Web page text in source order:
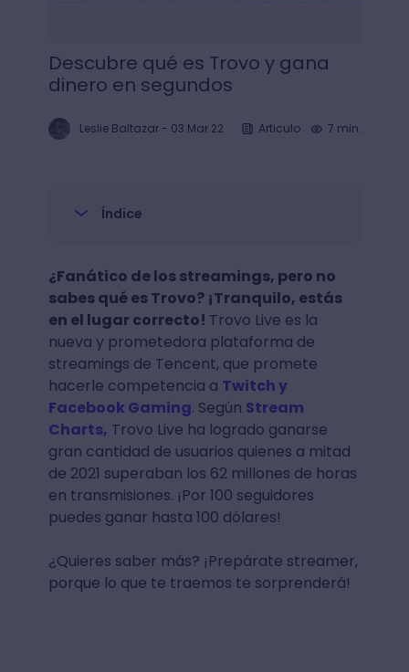
Descubre qué es Trovo y gana
dinero en segundos
Leslie Baltazar- 03 Mar 22 Articulo 7 min.
Índice
¿Fanático de los streamings, pero no
sabes qué es Trovo? ¡Tranquilo, estás
en el lugar correcto! Trovo Live es la
nueva y prometedora plataforma de
streamings de Tencent, que promete
hacerle competencia a Twitch y
Facebook Gaming. Según Stream
Charts, Trovo Live ha logrado ganarse
gran cantidad de usuarios quienes a mitad
de 2021 superaban los 62 millones de horas
en transmisiones. ¡Por 100 seguidores
puedes ganar hasta 100 dólares!
¿Quieres saber más? ¡Prepárate streamer,
porque lo que te traemos te sorprenderá!